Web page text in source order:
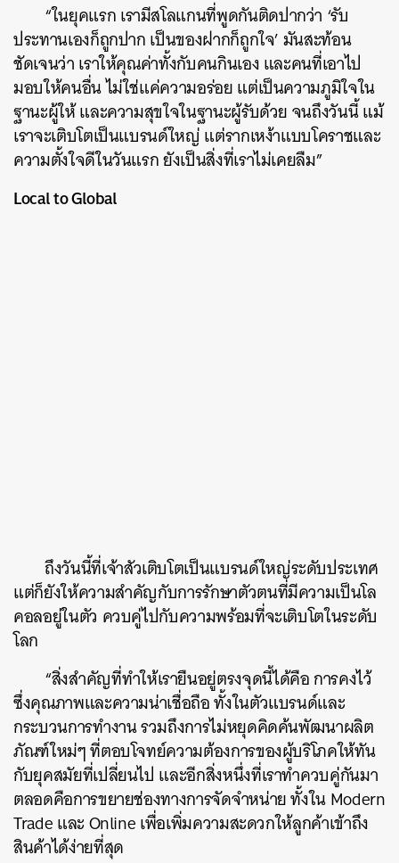
“ในยุคแรก เรามีสโลแกนที่พูดกันติดปากว่า ‘รับ
ประทานเองก็ถูกปาก เป็นของฝากก็ถูกใจ’ มันสะท้อน
ชัดเจนว่า เราให้คุณค่าทั้งกับคนกินเอง และคนที่เอาไป
มอบให้คนอื่น ไม่ใช่แค่ความอร่อย แต่เป็นความภูมิใจใน
ฐานะผู้ให้ และความสุขใจในฐานะผู้รับด้วย จนถึงวันนี้ แม้
เราจะเติบโตเป็นแบรนด์ใหญ่ แต่รากเหง้าแบบโคราชและ
ความตั้งใจดีในวันแรก ยังเป็นสิ่งที่เราไม่เคยลืม”
Local to Global
ถึงวันนี้ที่เจ้าสัวเติบโตเป็นแบรนด์ใหญ่ระดับประเทศ
แต่ก็ยังให้ความสำคัญกับการรักษาตัวตนที่มีความเป็นโล
คอลอยู่ในตัว ควบคู่ไปกับความพร้อมที่จะเติบโตในระดับ
โลก
“สิ่งสำคัญที่ทำให้เรายืนอยู่ตรงจุดนี้ได้คือ การคงไว้
ซึ่งคุณภาพและความน่าเชื่อถือ ทั้งในตัวแบรนด์และ
กระบวนการทำงาน รวมถึงการไม่หยุดคิดค้นพัฒนาผลิต
ภัณฑ์ใหม่ๆ ที่ตอบโจทย์ความต้องการของผู้บริโภคให้ทัน
กับยุคสมัยที่เปลี่ยนไป และอีกสิ่งหนึ่งที่เราทำควบคู่กันมา
ตลอดคือการขยายช่องทางการจัดจำหน่าย ทั้งใน Modern
Trade และ Online เพื่อเพิ่มความสะดวกให้ลูกค้าเข้าถึง
สินค้าได้ง่ายที่สุด